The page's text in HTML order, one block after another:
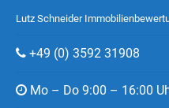
Lutz Schneider
+49 (0) 3592 31908
Mo – Do 9:00 – 16:00